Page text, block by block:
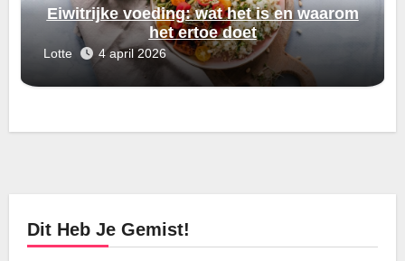
Eiwitrijke voeding: wat het is en waarom
het ertoe doet
Lotte 4 april 2026
Dit Heb Je Gemist!